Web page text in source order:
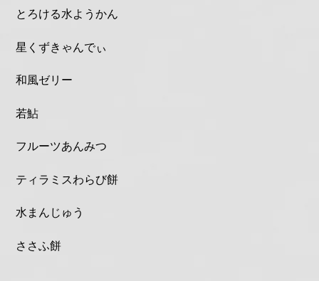
とろける水ようかん
星くずきゃんでぃ
和風ゼリー
若鮎
フルーツあんみつ
ティラミスわらび餅
水まんじゅう
ささふ餅